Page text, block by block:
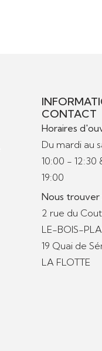
CONTACT
Horaires
Du mardi au
10:00 - 12:30
19:00
Nous trouver
2 rue du
LE-BOIS-
19 Quai de
LA FLOTTE